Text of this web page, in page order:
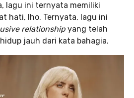
lagu ini ternyata memiliki
hati, lho. Ternyata, lagu ini
relationship yang telah
jauh dari kata bahagia.